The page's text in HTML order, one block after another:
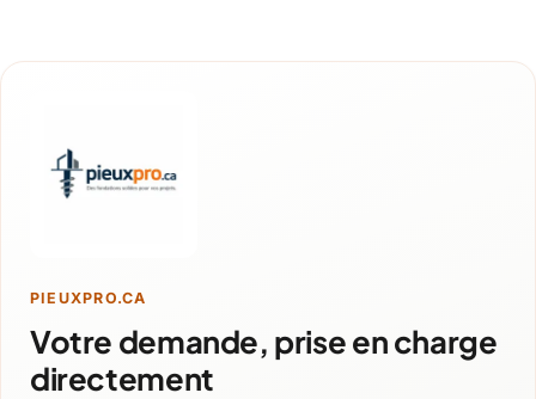
PIEUXPRO.CA
Votre demande, prise en charge
directement